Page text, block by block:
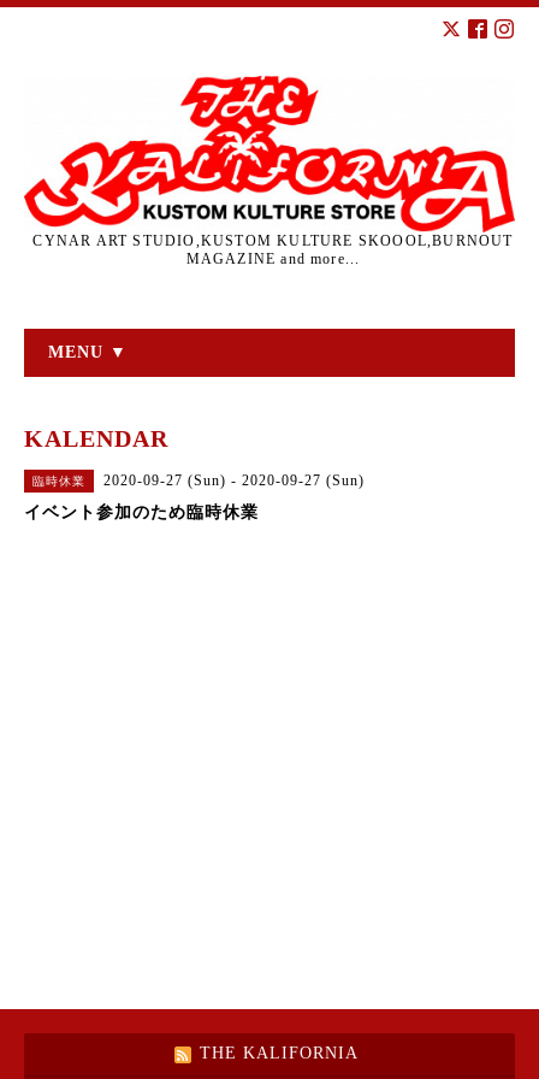
CYNAR ART STUDIO,KUSTOM KULTURE SKOOOL,BURNOUT
MAGAZINE and more...
MENU ▼
KALENDAR
臨時休業 2020-09-27 (Sun) - 2020-09-27 (Sun)
イベント参加のため臨時休業
THE KALIFORNIA